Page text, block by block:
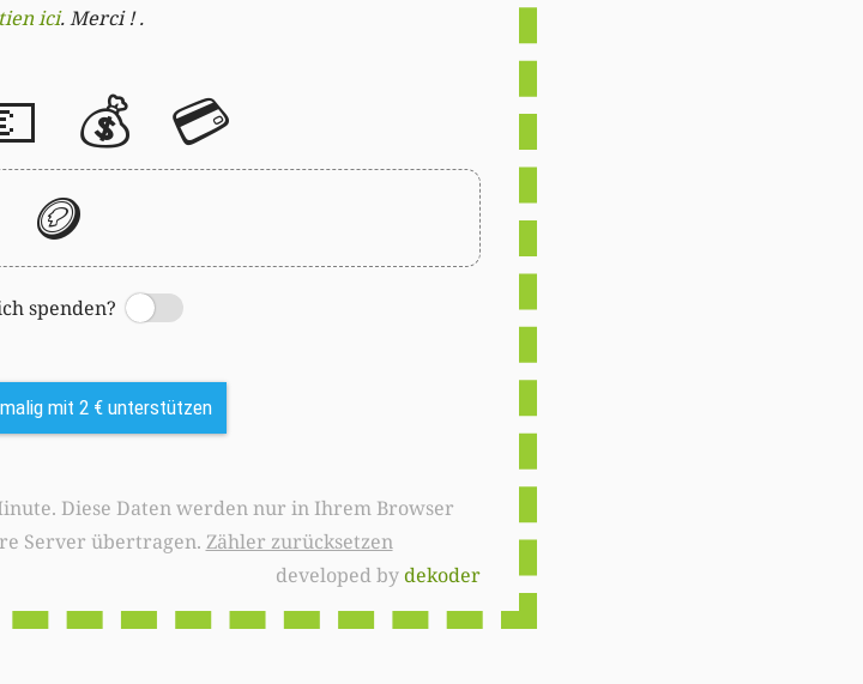
ici. Merci ! .
💰 💳
🪙
spenden?
Switch
mit 2 € unterstützen
Server übertragen. Zähler zurücksetzen
developed bydekoder